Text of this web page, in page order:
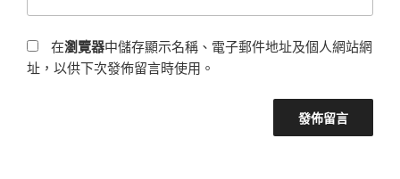
在瀏覽器中儲存顯示名稱、電子郵件地址及個人網站網
址，以供下次發佈留言時使用。